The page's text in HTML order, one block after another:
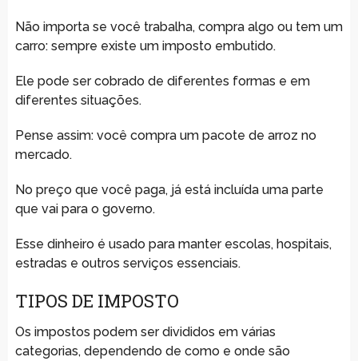
Não importa se você trabalha, compra algo ou tem um
carro: sempre existe um imposto embutido.
Ele pode ser cobrado de diferentes formas e em
diferentes situações.
Pense assim: você compra um pacote de arroz no
mercado.
No preço que você paga, já está incluída uma parte
que vai para o governo.
Esse dinheiro é usado para manter escolas, hospitais,
estradas e outros serviços essenciais.
TIPOS DE IMPOSTO
Os impostos podem ser divididos em várias
categorias, dependendo de como e onde são